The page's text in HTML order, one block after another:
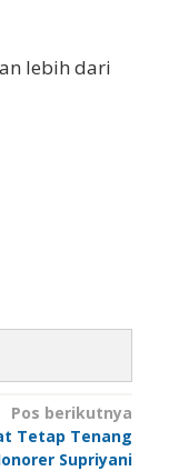
lebih dari
Pos berikutnya
Tetap Tenang
Supriyani